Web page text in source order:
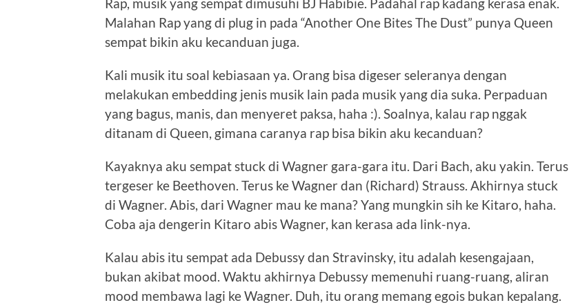
Malahan Rap yang di plug in pada “Another One Bites The Dust” punya Queen
sempat bikin aku kecanduan juga.
Kali musik itu soal kebiasaan ya. Orang bisa digeser seleranya dengan
melakukan embedding jenis musik lain pada musik yang dia suka. Perpaduan
yang bagus, manis, dan menyeret paksa, haha :). Soalnya, kalau rap nggak
ditanam di Queen, gimana caranya rap bisa bikin aku kecanduan?
Kayaknya aku sempat stuck di Wagner gara-gara itu. Dari Bach, aku yakin. Terus
tergeser ke Beethoven. Terus ke Wagner dan (Richard) Strauss. Akhirnya stuck
di Wagner. Abis, dari Wagner mau ke mana? Yang mungkin sih ke Kitaro, haha.
Coba aja dengerin Kitaro abis Wagner, kan kerasa ada link-nya.
Kalau abis itu sempat ada Debussy dan Stravinsky, itu adalah kesengajaan,
bukan akibat mood. Waktu akhirnya Debussy memenuhi ruang-ruang, aliran
mood membawa lagi ke Wagner. Duh, itu orang memang egois bukan kepalang.